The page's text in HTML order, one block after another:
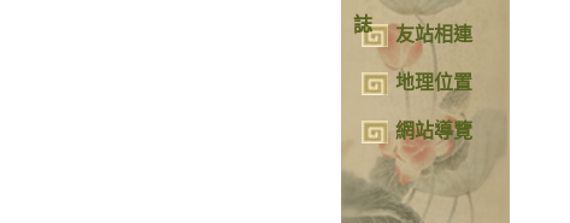
誌
友站相連
地理位置
網站導覽